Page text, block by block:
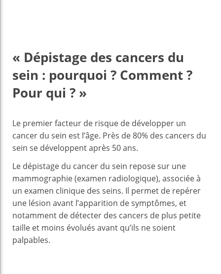
« Dépistage des cancers du
sein : pourquoi ? Comment ?
Pour qui ? »
Le premier facteur de risque de développer un
cancer du sein est l’âge. Près de 80% des cancers du
sein se développent après 50 ans.
Le dépistage du cancer du sein repose sur une
mammographie (examen radiologique), associée à
un examen clinique des seins. Il permet de repérer
une lésion avant l’apparition de symptômes, et
notamment de détecter des cancers de plus petite
taille et moins évolués avant qu’ils ne soient
palpables.